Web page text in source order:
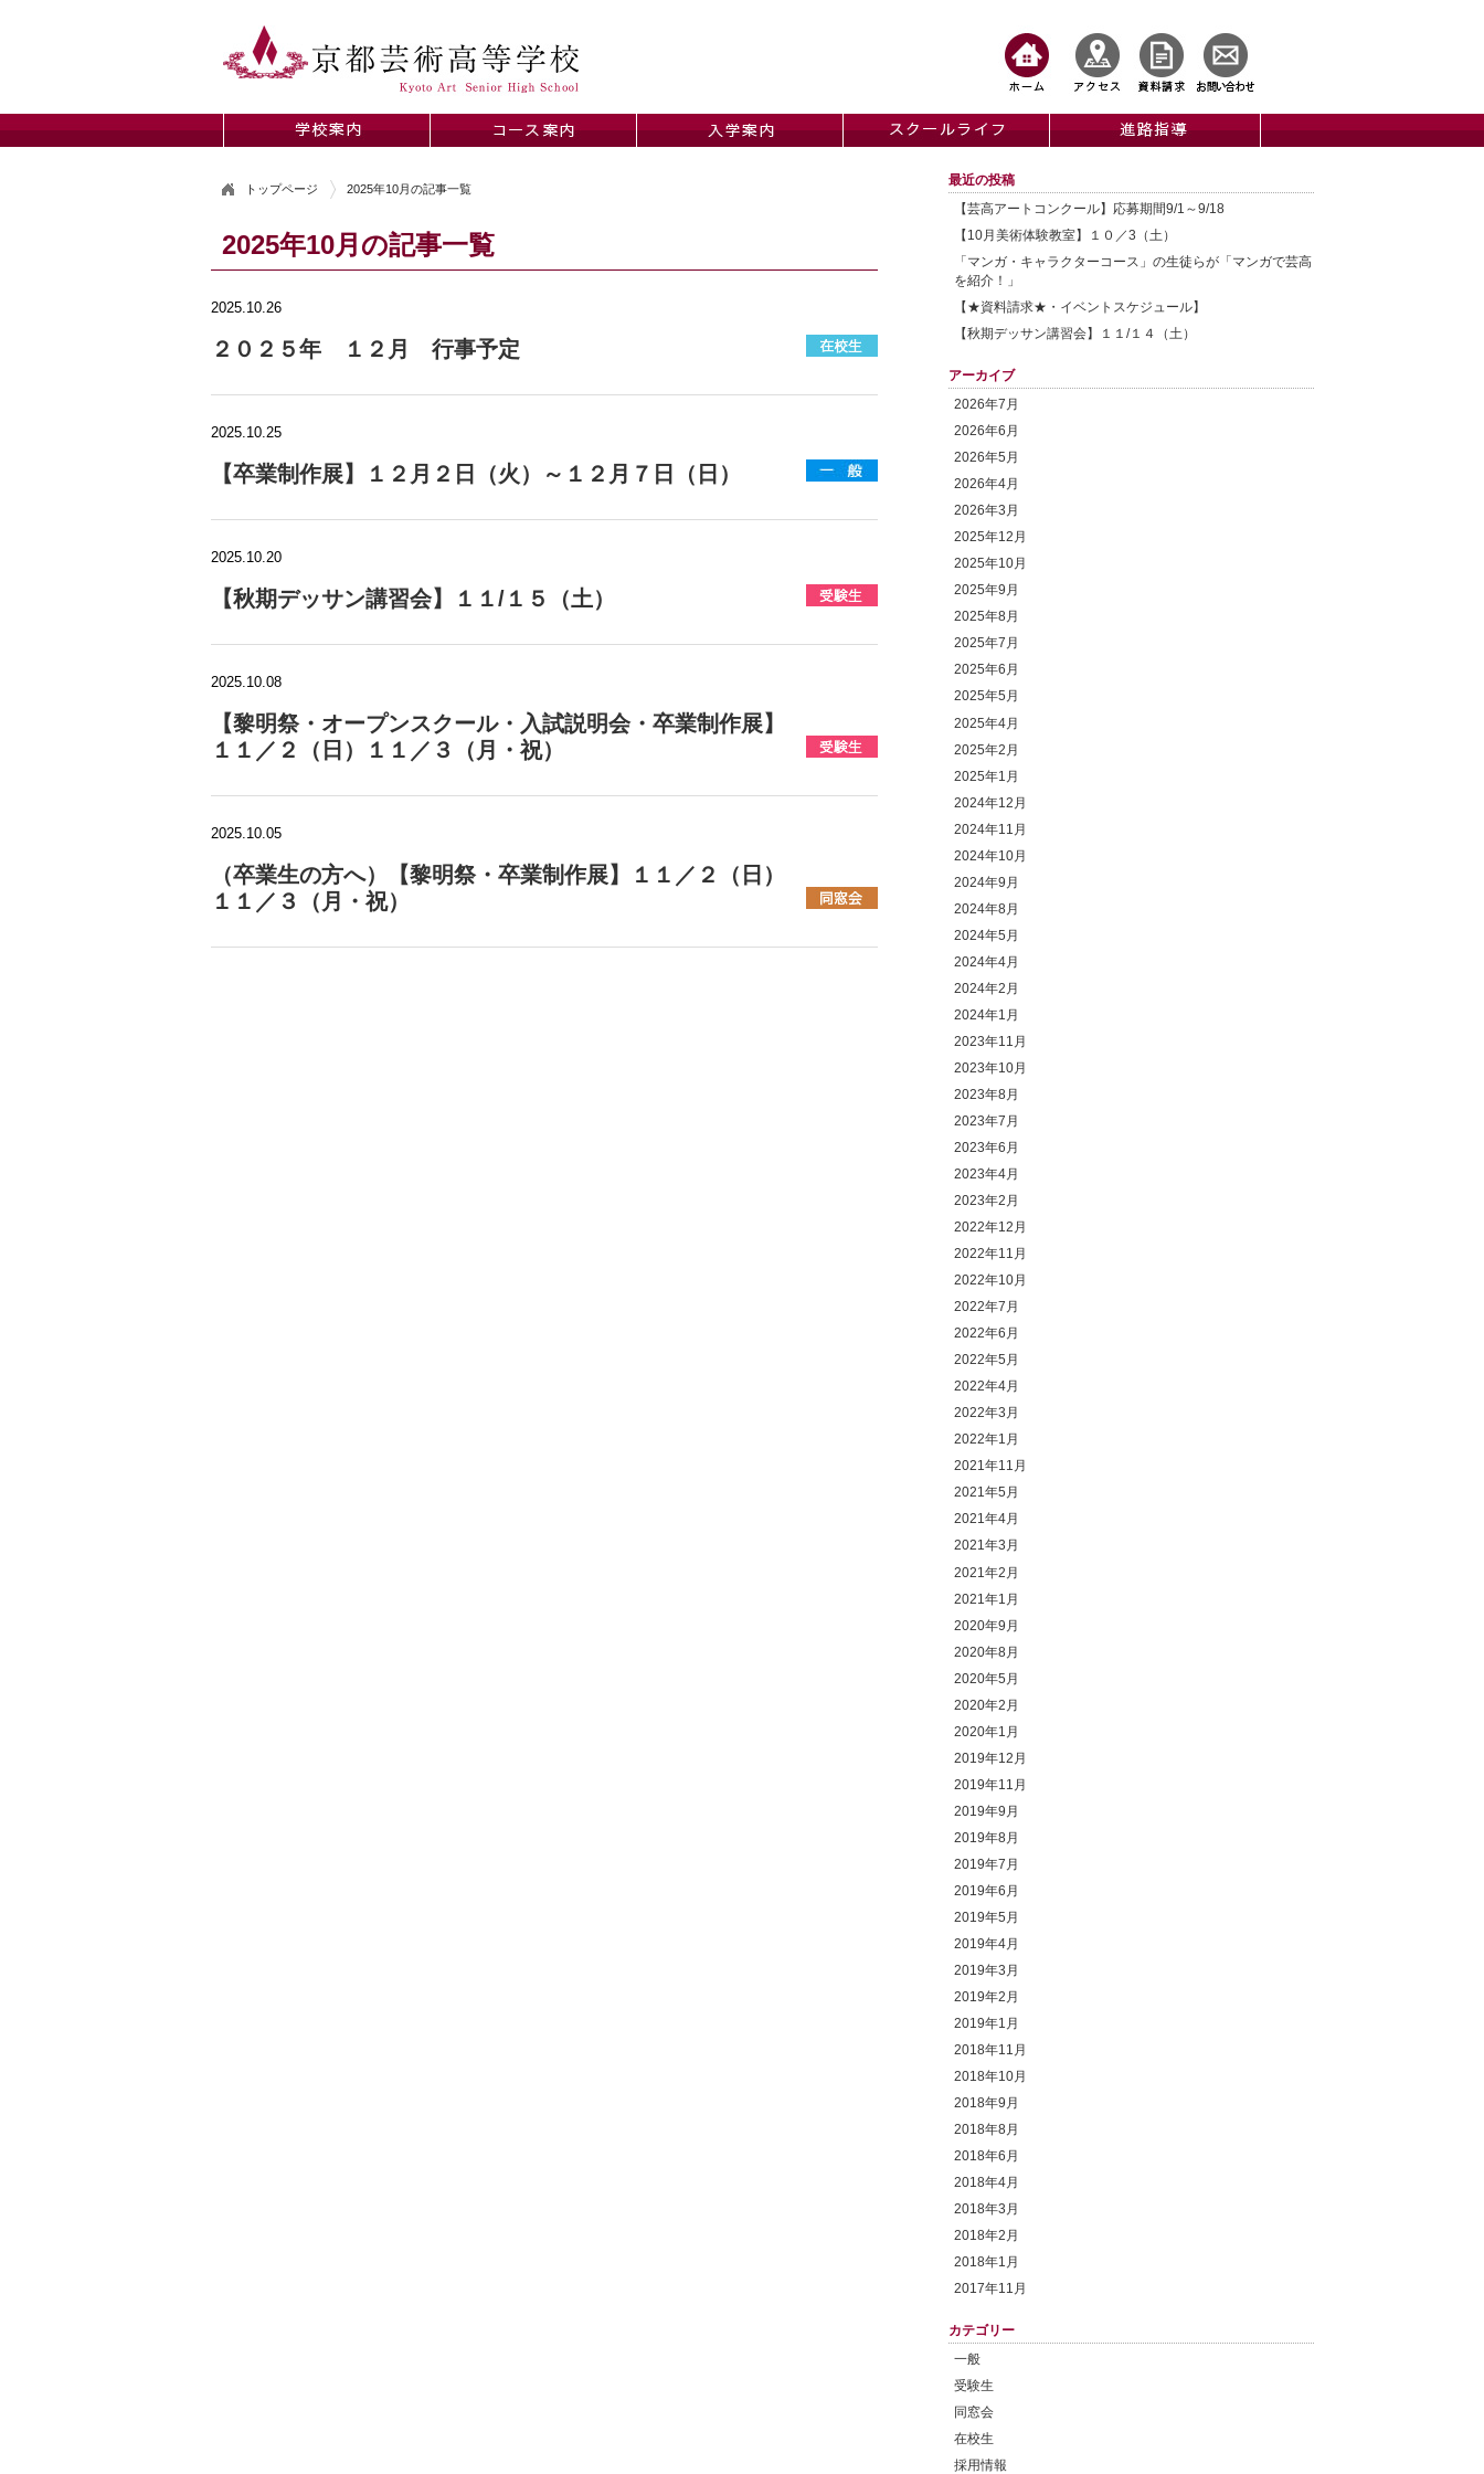
トップページ 2025年10月の記事一覧
2025年10月の記事一覧
2025.10.26
２０２５年 １２月 行事予定
2025.10.25
【卒業制作展】１２月２日（火）～１２月７日（日）
2025.10.20
【秋期デッサン講習会】１１/１５（土）
2025.10.08
【黎明祭・オープンスクール・入試説明会・卒業制作展】
１１／２（日）１１／３（月・祝）
2025.10.05
（卒業生の方へ）【黎明祭・卒業制作展】１１／２（日）
１１／３（月・祝）
最近の投稿
【芸高アートコンクール】応募期間9/1～9/18
【10月美術体験教室】１０／3（土）
「マンガ・キャラクターコース」の生徒らが「マンガで芸高
を紹介！」
【★資料請求★・イベントスケジュール】
【秋期デッサン講習会】１１/１４（土）
アーカイブ
2026年7月
2026年6月
2026年5月
2026年4月
2026年3月
2025年12月
2025年10月
2025年9月
2025年8月
2025年7月
2025年6月
2025年5月
2025年4月
2025年2月
2025年1月
2024年12月
2024年11月
2024年10月
2024年9月
2024年8月
2024年5月
2024年4月
2024年2月
2024年1月
2023年11月
2023年10月
2023年8月
2023年7月
2023年6月
2023年4月
2023年2月
2022年12月
2022年11月
2022年10月
2022年7月
2022年6月
2022年5月
2022年4月
2022年3月
2022年1月
2021年11月
2021年5月
2021年4月
2021年3月
2021年2月
2021年1月
2020年9月
2020年8月
2020年5月
2020年2月
2020年1月
2019年12月
2019年11月
2019年9月
2019年8月
2019年7月
2019年6月
2019年5月
2019年4月
2019年3月
2019年2月
2019年1月
2018年11月
2018年10月
2018年9月
2018年8月
2018年6月
2018年4月
2018年3月
2018年2月
2018年1月
2017年11月
カテゴリー
一般
受験生
同窓会
在校生
採用情報